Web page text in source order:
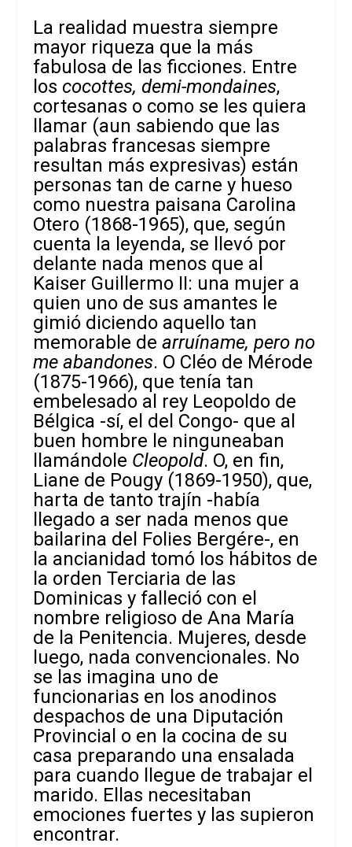
La realidad muestra siempre
mayor riqueza que la más
fabulosa de las ficciones. Entre
los cocottes, demi-mondaines,
cortesanas o como se les quiera
llamar (aun sabiendo que las
palabras francesas siempre
resultan más expresivas) están
personas tan de carne y hueso
como nuestra paisana Carolina
Otero (1868-1965), que, según
cuenta la leyenda, se llevó por
delante nada menos que al
Kaiser Guillermo II: una mujer a
quien uno de sus amantes le
gimió diciendo aquello tan
memorable dearruíname, pero no
me abandones. O Cléo de Mérode
(1875-1966), que tenía tan
embelesado al rey Leopoldo de
Bélgica -sí, el del Congo- que al
buen hombre le ninguneaban
llamándole Cleopold. O, en fin,
Liane de Pougy (1869-1950), que,
harta de tanto trajín -había
llegado a ser nada menos que
bailarina del Folies Bergére-, en
la ancianidad tomó los hábitos de
la orden Terciaria de las
Dominicas y falleció con el
nombre religioso de Ana María
de la Penitencia. Mujeres, desde
luego, nada convencionales. No
se las imagina uno de
funcionarias en los anodinos
despachos de una Diputación
Provincial o en la cocina de su
casa preparando una ensalada
para cuando llegue de trabajar el
marido. Ellas necesitaban
emociones fuertes y las supieron
encontrar.